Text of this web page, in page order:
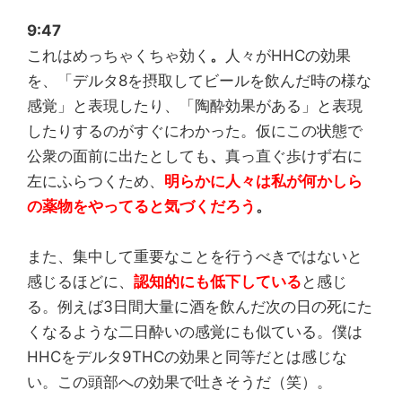
9:47
これはめっちゃくちゃ効く 。
人々がHHCの効果
を、「デルタ8を摂取してビールを飲んだ時の様な
感覚」と表現したり、「陶酔効果がある」と表現
したりするのがすぐにわかった。仮にこの状態で
公衆の面前に出たとしても、 真っ直ぐ歩けず右に
左にふらつくため、 明らかに人々は私が何かしら
の薬物をやってると気づくだろう 。
また、集中して重要なことを行うべきではないと
感じるほどに、 認知的にも低下している と感じ
る。例えば3日間大量に酒を飲んだ次の日の死にた
くなるような二日酔いの感覚にも似ている。僕は
HHCをデルタ9THCの効果と同等だとは感じな
い。この頭部への効果で吐きそうだ（笑）。